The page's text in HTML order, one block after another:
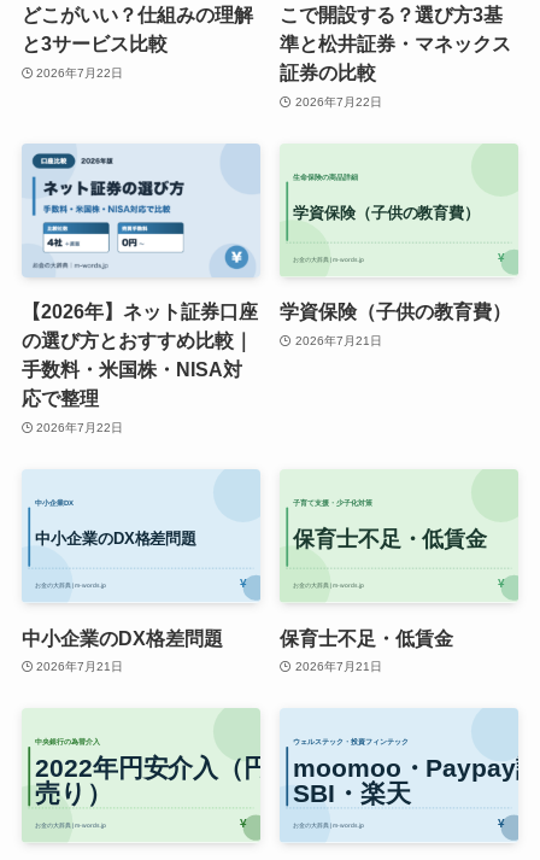
どこがいい？仕組みの理解
と3サービス比較
2026年7月22日
こで開設する？選び方3基
準と松井証券・マネックス
証券の比較
2026年7月22日
【2026年】ネット証券口座
の選び方とおすすめ比較｜
手数料・米国株・NISA対
応で整理
2026年7月22日
学資保険（子供の教育費）
2026年7月21日
中小企業のDX格差問題
2026年7月21日
保育士不足・低賃金
2026年7月21日